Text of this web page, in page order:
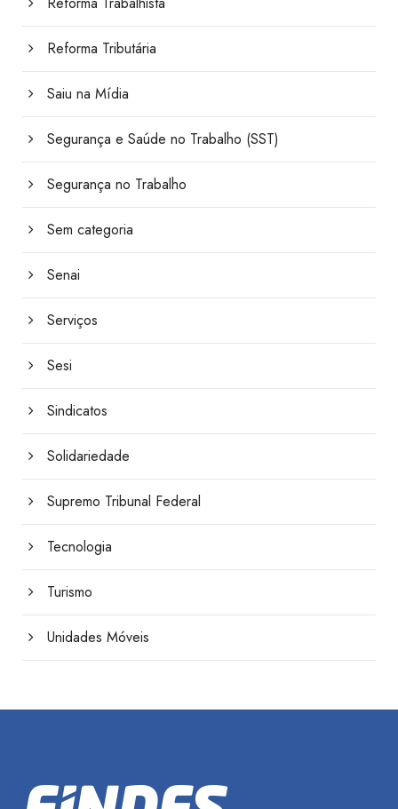
Reforma Tributária
Saiu na Mídia
Segurança e Saúde no Trabalho (SST)
Segurança no Trabalho
Sem categoria
Senai
Serviços
Sesi
Sindicatos
Solidariedade
Supremo Tribunal Federal
Tecnologia
Turismo
Unidades Móveis